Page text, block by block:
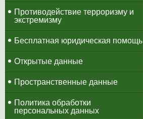
Противодействие терроризму и
экстремизму
Бесплатная юридическая помощь
Открытые данные
Пространственные данные
Политика обработки
персональных данных